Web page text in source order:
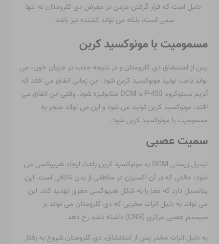
دلیل است که قرار گرفتن مزمن در معرض دی کلرومتان نه تنها
سمی است، بلکه می تواند کشنده نیز باشد.
مسمومیت با مونوکسید کربن
پس از استنشاق دی کلرومتان و در نتیجه جذب در جریان خون، می
تواند باعث تولید مونوکسید کربن شود. این زمانی اتفاق می افتد که
آنزیم سیتوکروم P-450 با DCM متابولیزه شود. وقتی این اتفاق می
افتد، مونوکسید کربن تولید می شود و این می تواند منجر به
مسمومیت با مونوکسید کربن شود.
سمیت عصبی
تبدیل زیستی DCM به مونوکسید کربن باعث ایجاد هیپوکسی می
شود، حالتی که در آن اکسیژن در مناطقی از بدن ناکافی است. این
پتانسیل دارد که مغز را به شکل هیپوکسی مغزی تهدید کند. این
می تواند به دلیل اثرات مخربی که دی کلرومتان می تواند بر
سیستم عصبی مرکزی (CNS) داشته باشد رخ دهد.
به دلیل اثرات مخدر پس از استنشاق، دی کلرومتان شروع به رفتار